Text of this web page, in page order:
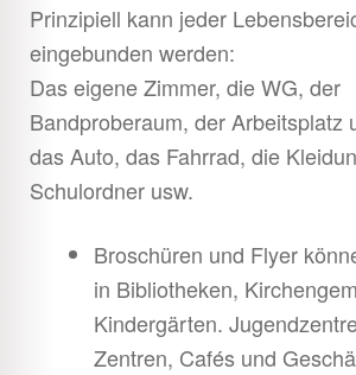
Prinzipiell kann jeder
eingebunden werden:
Das eigene Zimmer, die WG, der
Bandproberaum, der Arbeitsplatz
das Auto, das Fahrrad, die
Schulordner usw.
Broschüren und Flyer
in Bibliotheken,
Kindergärten.
Zentren, Cafés und